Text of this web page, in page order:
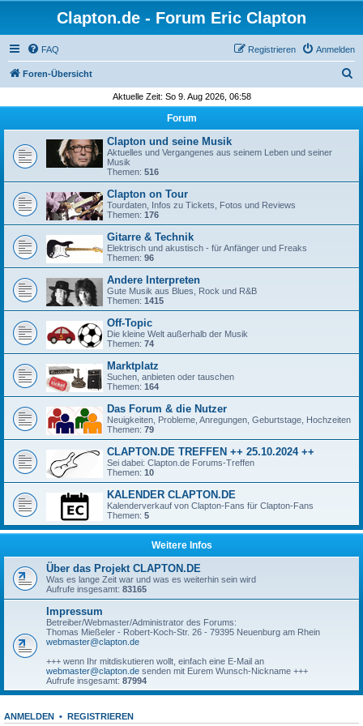
Clapton.de - Forum Eric Clapton
FAQ Anmelden
Registrieren
Foren-Übersicht
h
Aktuelle Zeit: So 9. Aug 2026, 06:58
Forum
Clapton und seine Musik
Aktuelles und Vergangenes aus seinem Leben und seiner
Musik
Themen: 516
Clapton on Tour
Tourdaten, Infos zu Tickets, Fotos und Reviews
Themen: 176
Gitarre & Technik
Elektrisch und akustisch - für Anfänger und Freaks
Themen: 96
Andere Interpreten
Gute Musik aus Blues, Rock und R&B
Themen: 1415
Off-Topic
Die kleine Welt außerhalb der Musik
Themen: 74
Marktplatz
Suchen, anbieten oder tauschen
Themen: 164
Das Forum & die Nutzer
Neuigkeiten, Probleme, Anregungen, Geburtstage, Hochzeiten
Themen: 79
CLAPTON.DE TREFFEN ++ 25.10.2024 ++
Sei dabei: Clapton.de Forums-Treffen
Themen: 10
KALENDER CLAPTON.DE
Kalenderverkauf von Clapton-Fans für Clapton-Fans
Themen: 5
Weitere Infos
Über das Projekt CLAPTON.DE
Was es lange Zeit war und was es weiterhin sein wird
Aufrufe insgesamt: 83165
Impressum
Betreiber/Webmaster/Administrator des Forums:
Thomas Mießeler - Robert-Koch-Str. 26 - 79395 Neuenburg am Rhein
webmaster@clapton.de
+++ wenn Ihr mitdiskutieren wollt, einfach eine E-Mail an
webmaster@clapton.de senden mit Eurem Wunsch-Nickname +++
Aufrufe insgesamt: 87994
ANMELDEN • REGISTRIEREN